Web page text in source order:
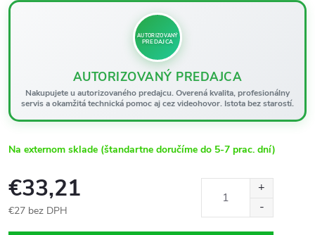
AUTORIZOVANÝ
PREDAJCA
AUTORIZOVANÝ PREDAJCA
Nakupujete u autorizovaného predajcu. Overená kvalita, profesionálny
servis a okamžitá technická pomoc aj cez videohovor. Istota bez starostí.
Na externom sklade (štandartne doručíme do 5-7 prac. dní)
€33,21
€27 bez DPH